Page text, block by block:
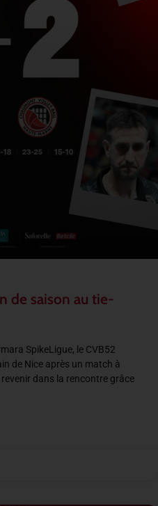
de saison au tie-
SpikeLigue, le CVB52
de Nice après un match à
dans la rencontre grâce